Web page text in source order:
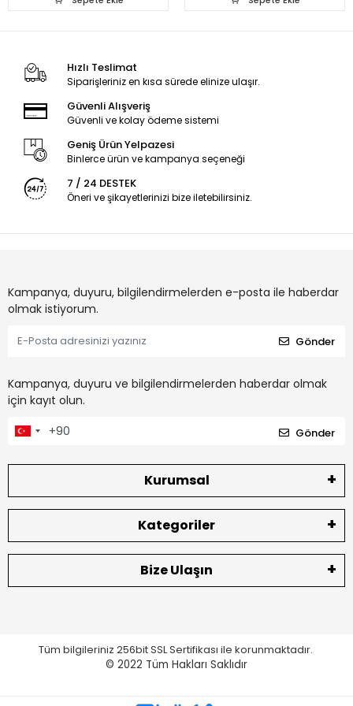
Hızlı Teslimat
Siparişleriniz en kısa sürede elinize ulaşır.
Güvenli Alışveriş
Güvenli ve kolay ödeme sistemi
Geniş Ürün Yelpazesi
Binlerce ürün ve kampanya seçeneği
7 / 24 DESTEK
Öneri ve şikayetlerinizi bize iletebilirsiniz.
Kampanya, duyuru, bilgilendirmelerden e-posta ile haberdar
olmak istiyorum.
Gönder
Kampanya, duyuru ve bilgilendirmelerden haberdar olmak
için kayıt olun.
Gönder
Kurumsal
Kategoriler
Bize Ulaşın
Tüm bilgileriniz 256bit SSL Sertifikası ile korunmaktadır.
© 2022 Tüm Hakları Saklıdır